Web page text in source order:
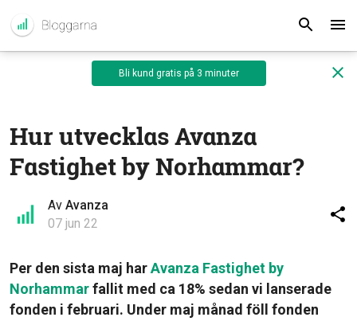
Bli kund gratis på 3 minuter
Hur utvecklas Avanza
Fastighet by Norhammar?
Av Avanza
07 jun 22
Per den sista maj harAvanza Fastighet by
Norhammarfallit med ca 18% sedan vi lanserade
fonden i februari. Under maj månad föll fonden